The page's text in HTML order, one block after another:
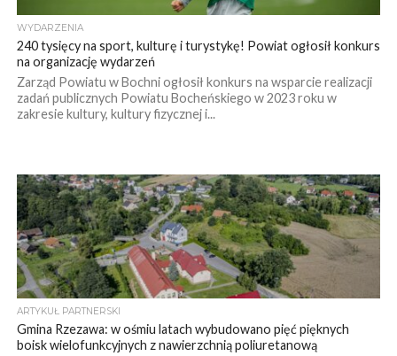
WYDARZENIA
240 tysięcy na sport, kulturę i turystykę! Powiat ogłosił konkurs
na organizację wydarzeń
Zarząd Powiatu w Bochni ogłosił konkurs na wsparcie realizacji
zadań publicznych Powiatu Bocheńskiego w 2023 roku w
zakresie kultury, kultury fizycznej i...
ARTYKUŁ PARTNERSKI
Gmina Rzezawa: w ośmiu latach wybudowano pięć pięknych
boisk wielofunkcyjnych z nawierzchnią poliuretanową